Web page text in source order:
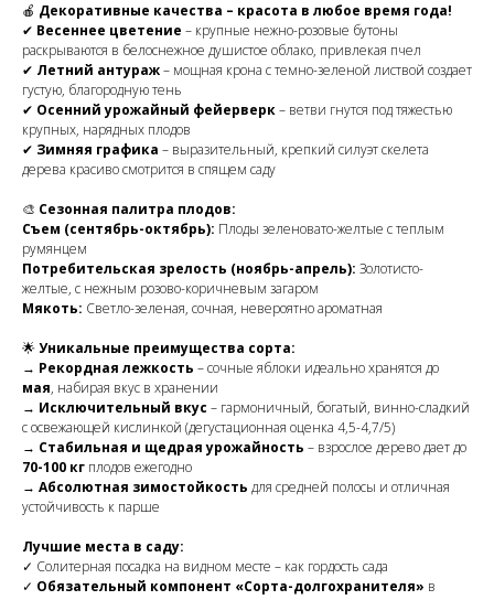
🍎 Декоративные качества – красота в любое время года!
✔ Весеннее цветение – крупные нежно-розовые бутоны
раскрываются в белоснежное душистое облако, привлекая пчел
✔ Летний антураж– мощная крона с темно-зеленой листвой создает
густую, благородную тень
✔ Осенний урожайный фейерверк– ветви гнутся под тяжестью
крупных, нарядных плодов
✔ Зимняя графика – выразительный, крепкий силуэт скелета
дерева красиво смотрится в спящем саду
🎨 Сезонная палитра плодов:
Съем (сентябрь-октябрь): Плоды зеленовато-желтые с теплым
румянцем
Потребительская зрелость (ноябрь-апрель): Золотисто-
желтые, с нежным розово-коричневым загаром
Мякоть: Светло-зеленая, сочная, невероятно ароматная
🌟Уникальные преимущества сорта:
→ Рекордная лежкость – сочные яблоки идеально хранятся до
мая, набирая вкус в хранении
→ Исключительный вкус – гармоничный, богатый, винно-сладкий
с освежающей кислинкой (дегустационная оценка 4,5-4,7/5)
→ Стабильная и щедрая урожайность – взрослое дерево дает до
70-100 кг плодов ежегодно
→ Абсолютная зимостойкость для средней полосы и отличная
устойчивость к парше
Лучшие места в саду:
✓ Солитерная посадка на видном месте – как гордость сада
✓ Обязательный компонент «Сорта-долгохранителя» в